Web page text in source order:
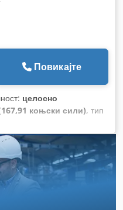
Повикајте
целосно
коњски сили), тип
тежина:
часови:11.000 h,
бум, хидраулични